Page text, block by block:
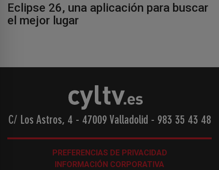
Eclipse 26, una aplicación para buscar
el mejor lugar
C/ Los Astros, 4 - 47009 Valladolid - 983 35 43 48
PREFERENCIAS DE PRIVACIDAD
INFORMACIÓN CORPORATIVA